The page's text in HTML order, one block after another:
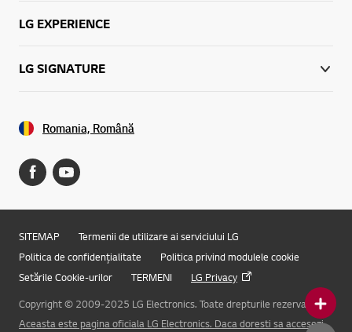
Online Chat
LG EXPERIENCE
LG SIGNATURE
Romania, Română
SITEMAP
Termenii de utilizare ai serviciului LG
Politica de confidențialitate
Politica privind modulele cookie
Setările Cookie-urilor
TERMENI
LG Privacy
Copyright © 2009-2025 LG Electronics. Toate drepturile rezervate.
Aceasta este pagina oficiala LG Electronics. Daca doresti sa accesezi